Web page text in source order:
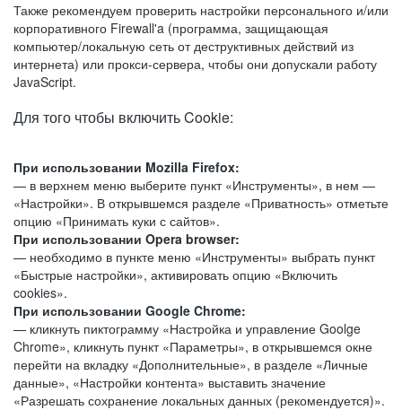
Также рекомендуем проверить настройки персонального и/или
корпоративного Firewall'a (программа, защищающая
компьютер/локальную сеть от деструктивных действий из
интернета) или прокси-сервера, чтобы они допускали работу
JavaScript.
Для того чтобы включить Cookie:
При использовании Mozilla Firefox:
— в верхнем меню выберите пункт «Инструменты», в нем —
«Настройки». В открывшемся разделе «Приватность» отметьте
опцию «Принимать куки с сайтов».
При использовании Opera browser:
— необходимо в пункте меню «Инструменты» выбрать пункт
«Быстрые настройки», активировать опцию «Включить
cookies».
При использовании Google Chrome:
— кликнуть пиктограмму «Настройка и управление Goolge
Chrome», кликнуть пункт «Параметры», в открывшемся окне
перейти на вкладку «Дополнительные», в разделе «Личные
данные», «Настройки контента» выставить значение
«Разрешать сохранение локальных данных (рекомендуется)».